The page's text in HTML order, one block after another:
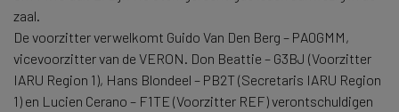
zaal.
De voorzitter verwelkomt Guido Van Den Berg – PA0GMM,
vicevoorzitter van de VERON. Don Beattie – G3BJ (Voorzitter
IARU Region 1), Hans Blondeel – PB2T (Secretaris IARU Region
1) en Lucien Cerano – F1TE (Voorzitter REF) verontschuldigen